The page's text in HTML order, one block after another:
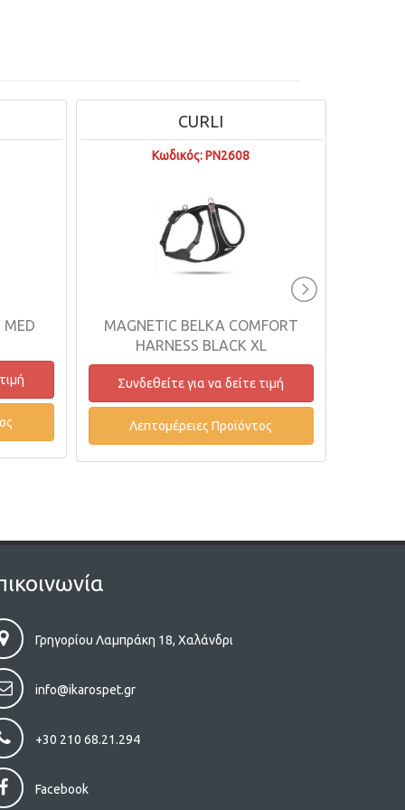
MED
CURLI
Κωδικός: PN2608
MAGNETIC BELKA COMFORT
HARNESS BLACK XL
Συνδεθείτε για να δείτε τιμή
Λεπτομέρειες Προϊόντος
Γρηγορίου Λαμπράκη 18, Χαλάνδρι
info@ikarospet.gr
+30 210 68.21.294
Facebook